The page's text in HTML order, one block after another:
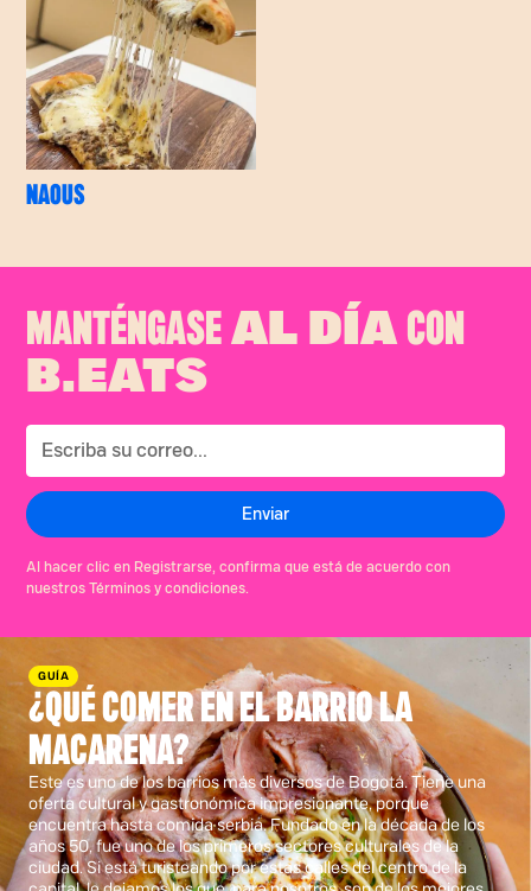
NAOUS
MANTÉNGASE AL DÍA CON
B.EATS
Al hacer clic en Registrarse, confirma que está de acuerdo con
nuestros Términos y condiciones.
GUÍA
¿QUÉ COMER EN EL BARRIO LA
MACARENA?
Este es uno de los barrios más diversos de Bogotá. Tiene una
oferta cultural y gastronómica impresionante, porque
encuentra hasta comida serbia. Fundado en la década de los
años 50, fue uno de los primeros sectores culturales de la
ciudad. Si está turisteando por estas calles del centro de la